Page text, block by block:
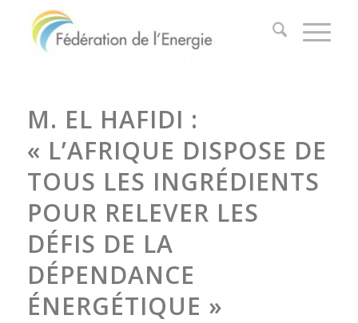
M. EL HAFIDI :
« L’AFRIQUE DISPOSE DE
TOUS LES INGRÉDIENTS
POUR RELEVER LES
DÉFIS DE LA
DÉPENDANCE
ÉNERGÉTIQUE »